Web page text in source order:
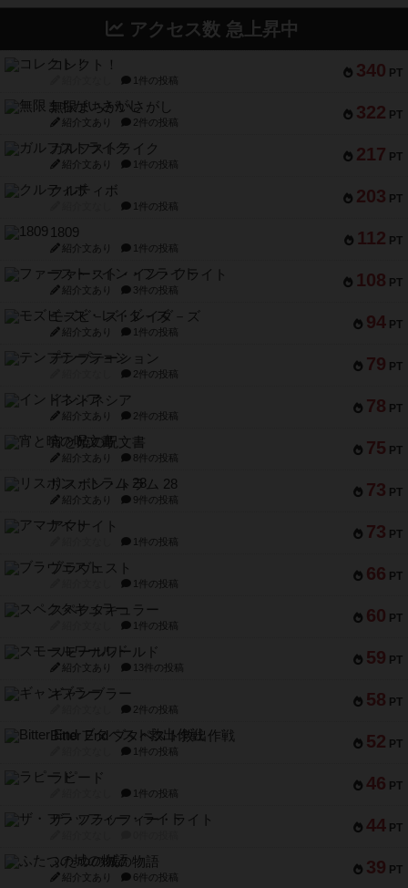
アクセス数 急上昇中
340 PT
コレクト！
1件の投稿
322 PT
無限まちがいさがし
紹介文あり 2件の投稿
217 PT
ガルフストライク
紹介文あり 1件の投稿
203 PT
クルティボ
1件の投稿
112 PT
1809
紹介文あり 1件の投稿
108 PT
ファースト・イン・フライト
紹介文あり 3件の投稿
94 PT
モズビ－ズ・レイダ－ズ
紹介文あり 1件の投稿
79 PT
テンプテーション
2件の投稿
78 PT
インドネシア
紹介文あり 2件の投稿
75 PT
宵と暁の呪文書
紹介文あり 8件の投稿
73 PT
リスボン・トラム 28
紹介文あり 9件の投稿
73 PT
アマナイト
1件の投稿
66 PT
ブラヴェスト
1件の投稿
60 PT
スペクタキュラー
1件の投稿
59 PT
スモールワールド
紹介文あり 13件の投稿
58 PT
ギャンブラー
2件の投稿
52 PT
Bitter End ブタペスト救出作戦
1件の投稿
46 PT
ラピード
1件の投稿
44 PT
ザ・フラッフィー・ライト
39 PT
ふたつの城の物語
紹介文あり 6件の投稿